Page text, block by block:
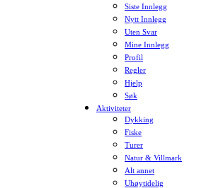
Siste Innlegg
Nytt Innlegg
Uten Svar
Mine Innlegg
Profil
Regler
Hjelp
Søk
Aktiviteter
Dykking
Fiske
Turer
Natur & Villmark
Alt annet
Uhøytidelig